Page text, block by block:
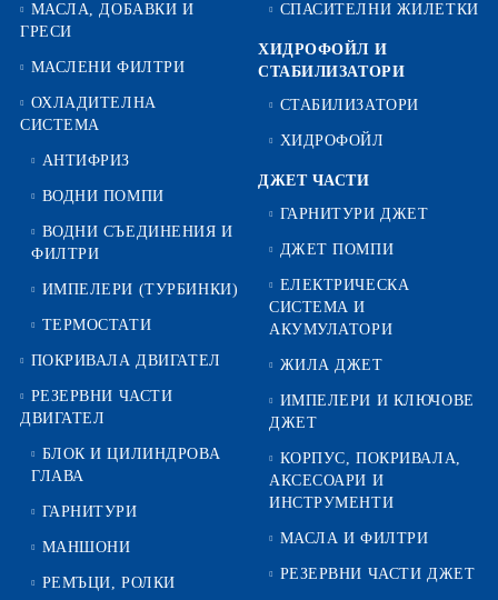
МАСЛА, ДОБАВКИ И
ГРЕСИ
МАСЛЕНИ ФИЛТРИ
ОХЛАДИТЕЛНА
СИСТЕМА
АНТИФРИЗ
ВОДНИ ПОМПИ
ВОДНИ СЪЕДИНЕНИЯ И
ФИЛТРИ
ИМПЕЛЕРИ (ТУРБИНКИ)
ТЕРМОСТАТИ
ПОКРИВАЛА ДВИГАТЕЛ
РЕЗЕРВНИ ЧАСТИ
ДВИГАТЕЛ
БЛОК И ЦИЛИНДРОВА
ГЛАВА
ГАРНИТУРИ
МАНШОНИ
РЕМЪЦИ, РОЛКИ
СПАСИТЕЛНИ ЖИЛЕТКИ
ХИДРОФОЙЛ И
СТАБИЛИЗАТОРИ
СТАБИЛИЗАТОРИ
ХИДРОФОЙЛ
ДЖЕТ ЧАСТИ
ГАРНИТУРИ ДЖЕТ
ДЖЕТ ПОМПИ
ЕЛЕКТРИЧЕСКА
СИСТЕМА И
АКУМУЛАТОРИ
ЖИЛА ДЖЕТ
ИМПЕЛЕРИ И КЛЮЧОВЕ
ДЖЕТ
КОРПУС, ПОКРИВАЛА,
АКСЕСОАРИ И
ИНСТРУМЕНТИ
МАСЛА И ФИЛТРИ
РЕЗЕРВНИ ЧАСТИ ДЖЕТ